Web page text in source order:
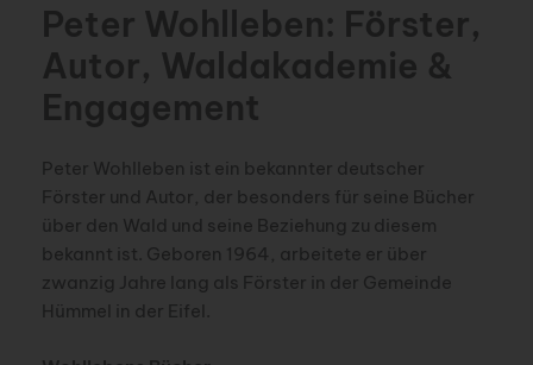
Peter Wohlleben: Förster,
Autor, Waldakademie &
Engagement
Peter Wohlleben ist ein bekannter deutscher
Förster und Autor, der besonders für seine Bücher
über den Wald und seine Beziehung zu diesem
bekannt ist. Geboren 1964, arbeitete er über
zwanzig Jahre lang als Förster in der Gemeinde
Hümmel in der Eifel.